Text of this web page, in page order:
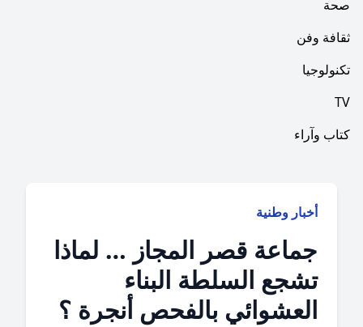
وطنية
قصر المجاز … لماذا
السلطة البناء
بالفحص أنجرة ؟